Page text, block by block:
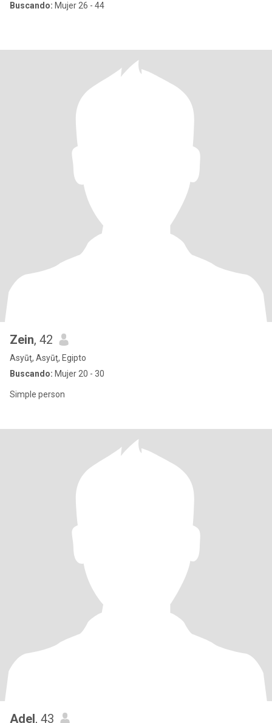
Buscando: Mujer 26 - 44
Zein, 42
Asyūţ, Asyūţ, Egipto
Buscando: Mujer 20 - 30
Simple person
Adel, 43